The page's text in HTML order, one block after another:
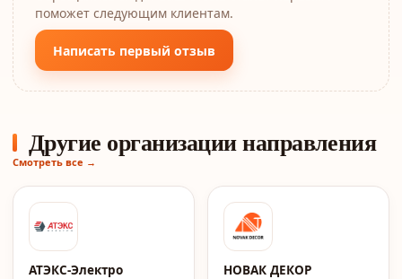
поможет следующим клиентам.
Написать первый отзыв
Другие организации направления
Смотреть все →
АТЭКС-Электро
НОВАК ДЕКОР